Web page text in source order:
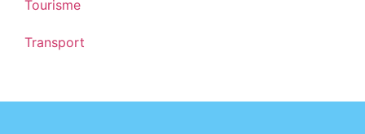
Tourisme
Transport